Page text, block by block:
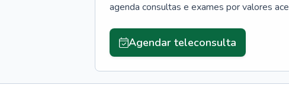
agenda consultas e exames por valores
Agendar teleconsulta